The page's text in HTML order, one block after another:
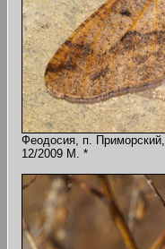
Феодосия, п. Приморский,
12/2009 M. *